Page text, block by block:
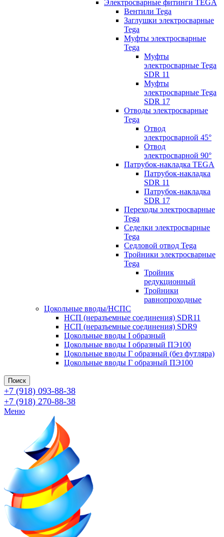
Электросварные фитинги TEGA
Вентили Tega
Заглушки электросварные
Tega
Муфты электросварные
Tega
Муфты
электросварные Tega
SDR 11
Муфты
электросварные Tega
SDR 17
Отводы электросварные
Tega
Отвод
электросварной 45°
Отвод
электросварной 90°
Патрубок-накладка TEGA
Патрубок-накладка
SDR 11
Патрубок-накладка
SDR 17
Переходы электросварные
Tega
Седелки электросварные
Tega
Седловой отвод Tega
Тройники электросварные
Tega
Тройник
редукционный
Тройники
равнопроходные
Цокольные вводы/НСПС
НСП (неразъемные соединения) SDR11
НСП (неразъемные соединения) SDR9
Цокольные вводы I образный
Цокольные вводы I образный ПЭ100
Цокольные вводы Г образный (без футляра)
Цокольные вводы Г образный ПЭ100
Поиск
+7 (918) 093-88-38
+7 (918) 270-88-38
Меню